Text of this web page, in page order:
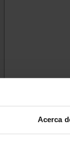
Acerca